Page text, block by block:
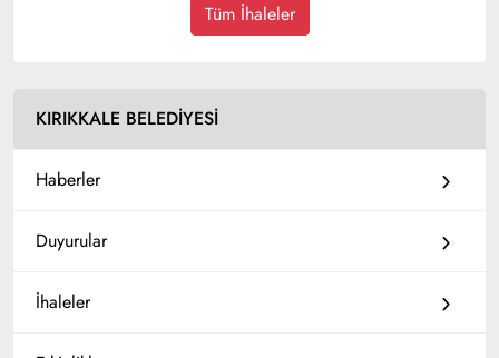
KIRIKKALE BELEDİYESİ
Haberler
Duyurular
İhaleler
Tüm İhaleler